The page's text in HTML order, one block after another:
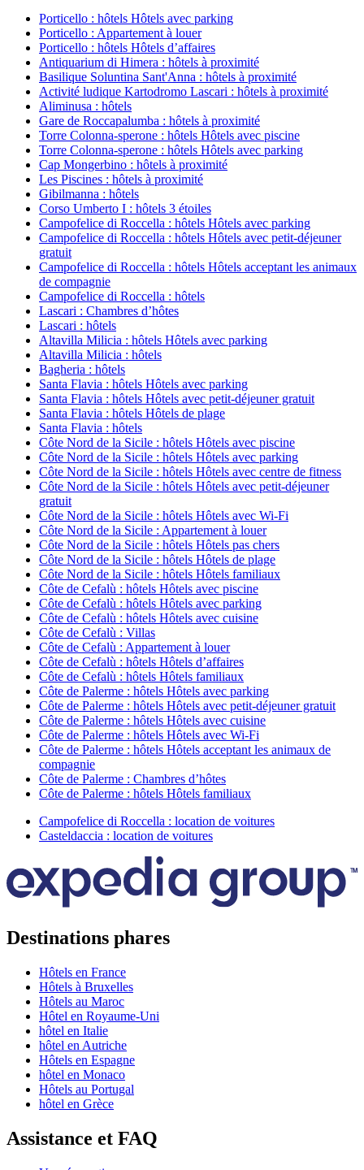
Porticello : hôtels Hôtels avec parking
Porticello : Appartement à louer
Porticello : hôtels Hôtels d’affaires
Antiquarium di Himera : hôtels à proximité
Basilique Soluntina Sant'Anna : hôtels à proximité
Activité ludique Kartodromo Lascari : hôtels à proximité
Aliminusa : hôtels
Gare de Roccapalumba : hôtels à proximité
Torre Colonna-sperone : hôtels Hôtels avec piscine
Torre Colonna-sperone : hôtels Hôtels avec parking
Cap Mongerbino : hôtels à proximité
Les Piscines : hôtels à proximité
Gibilmanna : hôtels
Corso Umberto I : hôtels 3 étoiles
Campofelice di Roccella : hôtels Hôtels avec parking
Campofelice di Roccella : hôtels Hôtels avec petit-déjeuner
gratuit
Campofelice di Roccella : hôtels Hôtels acceptant les animaux
de compagnie
Campofelice di Roccella : hôtels
Lascari : Chambres d’hôtes
Lascari : hôtels
Altavilla Milicia : hôtels Hôtels avec parking
Altavilla Milicia : hôtels
Bagheria : hôtels
Santa Flavia : hôtels Hôtels avec parking
Santa Flavia : hôtels Hôtels avec petit-déjeuner gratuit
Santa Flavia : hôtels Hôtels de plage
Santa Flavia : hôtels
Côte Nord de la Sicile : hôtels Hôtels avec piscine
Côte Nord de la Sicile : hôtels Hôtels avec parking
Côte Nord de la Sicile : hôtels Hôtels avec centre de fitness
Côte Nord de la Sicile : hôtels Hôtels avec petit-déjeuner
gratuit
Côte Nord de la Sicile : hôtels Hôtels avec Wi-Fi
Côte Nord de la Sicile : Appartement à louer
Côte Nord de la Sicile : hôtels Hôtels pas chers
Côte Nord de la Sicile : hôtels Hôtels de plage
Côte Nord de la Sicile : hôtels Hôtels familiaux
Côte de Cefalù : hôtels Hôtels avec piscine
Côte de Cefalù : hôtels Hôtels avec parking
Côte de Cefalù : hôtels Hôtels avec cuisine
Côte de Cefalù : Villas
Côte de Cefalù : Appartement à louer
Côte de Cefalù : hôtels Hôtels d’affaires
Côte de Cefalù : hôtels Hôtels familiaux
Côte de Palerme : hôtels Hôtels avec parking
Côte de Palerme : hôtels Hôtels avec petit-déjeuner gratuit
Côte de Palerme : hôtels Hôtels avec cuisine
Côte de Palerme : hôtels Hôtels avec Wi-Fi
Côte de Palerme : hôtels Hôtels acceptant les animaux de
compagnie
Côte de Palerme : Chambres d’hôtes
Côte de Palerme : hôtels Hôtels familiaux
Campofelice di Roccella : location de voitures
Casteldaccia : location de voitures
Destinations phares
Hôtels en France
Hôtels à Bruxelles
Hôtels au Maroc
Hôtel en Royaume-Uni
hôtel en Italie
hôtel en Autriche
Hôtels en Espagne
hôtel en Monaco
Hôtels au Portugal
hôtel en Grèce
Assistance et FAQ